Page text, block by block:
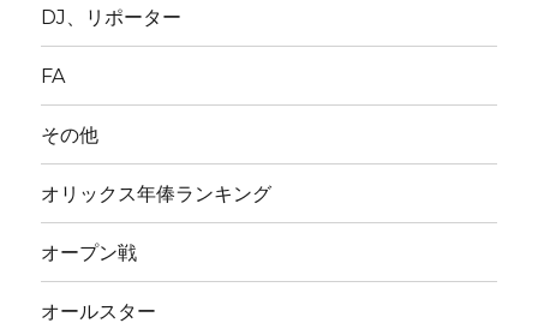
DJ、リポーター
FA
その他
オリックス年俸ランキング
オープン戦
オールスター